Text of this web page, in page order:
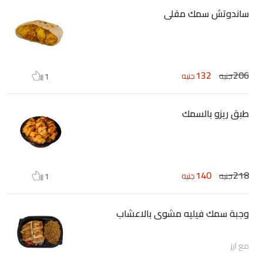
ساندوتش سمك مقلى
206جنيه 132جنيه 1
طبق ريزو بالسمك
218جنيه 140جنيه 1
وجبة سمك فيليه مشوى بالاعشاب
مع ارز